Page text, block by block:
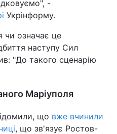
-
Укрінформу.
чи означає це
наступу Сил
"До такого сценарію
Маріуполя
що вже вчинили
, що зв'язує Ростов-